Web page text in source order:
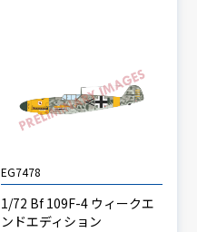
EG7478
1/72 Bf 109F-4 ウィークエ
ンドエディション